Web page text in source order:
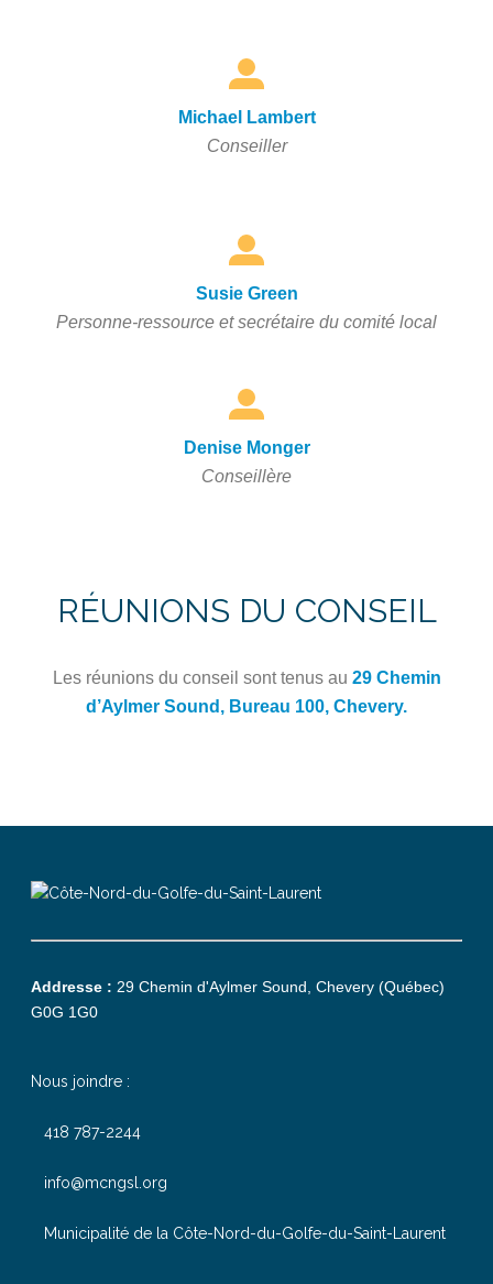
Michael Lambert
Conseiller
Susie Green
Personne-ressource et secrétaire du comité local
Denise Monger
Conseillère
RÉUNIONS DU CONSEIL
Les réunions du conseil sont tenus au 29 Chemin
d’Aylmer Sound, Bureau 100, Chevery.
Addresse : 29 Chemin d'Aylmer Sound, Chevery (Québec)
G0G 1G0
Nous joindre :
418 787-2244
info@mcngsl.org
Municipalité de la Côte-Nord-du-Golfe-du-Saint-Laurent